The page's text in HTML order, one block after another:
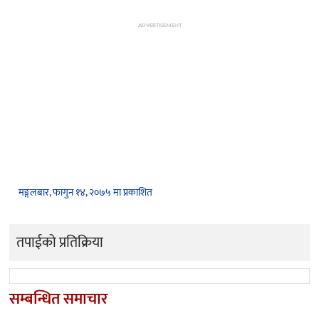
ADVERTISEMENT
मङ्गलबार, फागुन १४, २०७५ मा प्रकाशित
तपाईको प्रतिक्रिया
सम्बन्धित समाचार